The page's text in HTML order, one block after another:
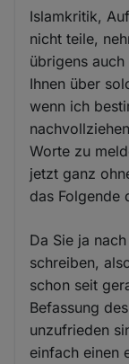
Islamkritik,
nicht teile,
übrigens
Ihnen über
wenn ich
Worte zu
jetzt ganz
das Folgende
Da Sie ja
schreiben,
schon seit
Befassung
unzufrieden
einfach einen